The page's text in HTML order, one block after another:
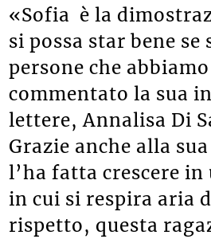
«Sofia è la
si possa star bene se
persone che
commentato la sua
lettere, Annalisa Di
Grazie anche alla
l’ha fatta crescere
in cui si respira aria
rispetto, questa